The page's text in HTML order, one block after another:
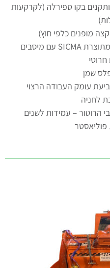
בקו ספירלה (לקרקעות
מופנים כלפי חוץ)
תיבת הילוכים בת 4 הילוכים מתוצרת SICMA עם מיסבים
חרוטי
שמן
עומק העבודה הרצוי
לחניה
הרוטור – עמידות לשנים
פוליאסטר